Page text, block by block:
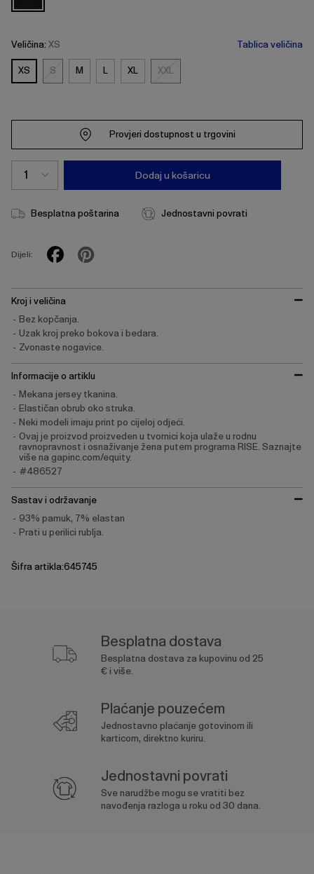
Veličina: XS Tablica veličina
XS SS M L XL XXL
XXL
Provjeri dostupnost u trgovini
Dodaj u košaricu
Besplatna poštarina Jednostavni povrati
Dijeli:
Kroj i veličina
Bez kopčanja.
Uzak kroj preko bokova i bedara.
Zvonaste nogavice.
Informacije o artiklu
Mekana jersey tkanina.
Elastičan obrub oko struka.
Neki modeli imaju print po cijeloj odjeći.
Ovaj je proizvod proizveden u tvornici koja ulaže u rodnu
ravnopravnost i osnaživanje žena putem programa RISE. Saznajte
više na gapinc.com/equity.
#486527
Sastav i održavanje
93% pamuk, 7% elastan
Prati u perilici rublja.
Šifra artikla:645745
Besplatna dostava
Besplatna dostava za kupovinu od 25
€ i više.
Plaćanje pouzećem
Jednostavno plaćanje gotovinom ili
karticom, direktno kuriru.
Jednostavni povrati
Sve narudžbe mogu se vratiti bez
navođenja razloga u roku od 30 dana.